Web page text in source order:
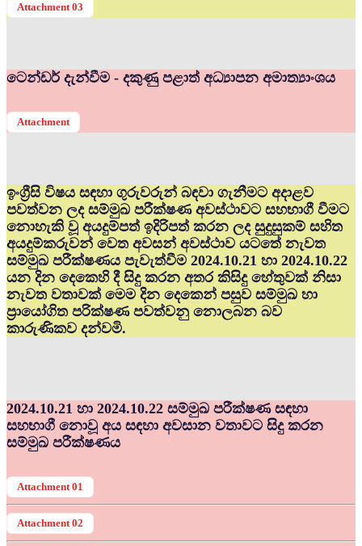
Attachment 03
ටෙන්ඩර් දැන්වීම - දකුණු පළාත් අධ්‍යාපන අමාත්‍යාංශය
Attachment
ඉංග්‍රීසි විෂය සඳහා ගුරුවරුන් බඳවා ගැනීමට අදාළව
පවත්වන ලද සම්මුඛ පරීක්ෂණ අවස්ථාවට සහභාගී වීමට
නොහැකි වූ අයදුම්පත් ඉදිරිපත් කරන ලද සුදුසුකම් සහිත
අයදුම්කරුවන් වෙත අවසන් අවස්ථාව යටතේ නැවත
සම්මුඛ පරීක්ෂණය පැවැත්වීම 2024.10.21 හා 2024.10.22
යන දින දෙකෙහි දී සිදු කරන අතර කිසිදු හේතුවක් නිසා
නැවත වතාවක් මෙම දින දෙකෙන් පසුව සම්මුඛ හා
ප්‍රායෝගිත පරික්ෂණ පවත්වනු නොලබන බව
කාරුණිකව දන්වමි.
2024.10.21 හා 2024.10.22 සම්මුඛ පරීක්ෂණ සඳහා
සහභාගී නොවූ අය සඳහා අවසාන වතාවට සිදු කරන
සම්මුඛ පරීක්ෂණය
Attachment 01
Attachment 02